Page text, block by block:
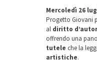
Mercoledì 26
Progetto Giovani
al diritto
offrendo una
tutele che la
artistiche.